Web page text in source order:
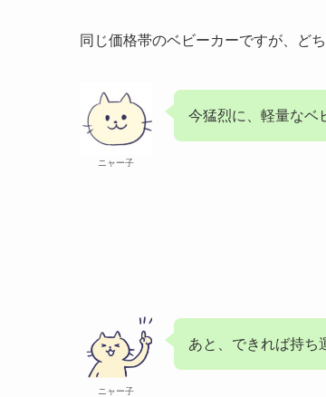
同じ価格帯のベビーカーですが、ど
ニャー子
今猛烈に、軽量なベ
ニャー子
あと、できれば持ち